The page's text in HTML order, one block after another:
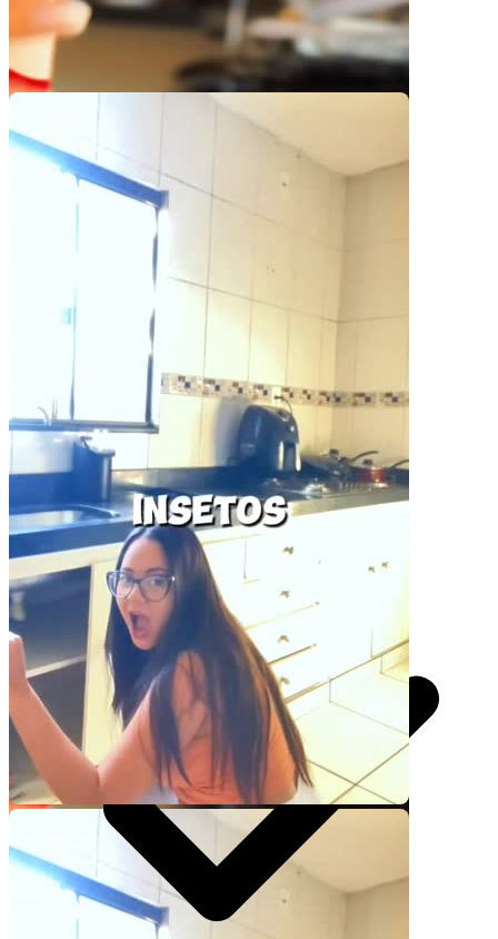
Pacotes UGC
Você recebe o arquivo para usar em qualquer canal.
30 segundos
247
por pedido